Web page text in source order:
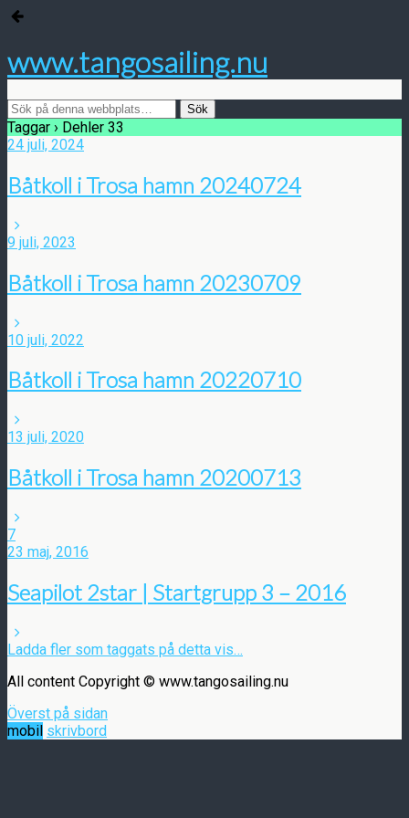
www.tangosailing.nu
Taggar › Dehler 33
24 juli, 2024
Båtkoll i Trosa hamn 20240724
9 juli, 2023
Båtkoll i Trosa hamn 20230709
10 juli, 2022
Båtkoll i Trosa hamn 20220710
13 juli, 2020
Båtkoll i Trosa hamn 20200713
7
23 maj, 2016
Seapilot 2star | Startgrupp 3 – 2016
Ladda fler som taggats på detta vis…
All content Copyright © www.tangosailing.nu
Överst på sidan
mobil skrivbord